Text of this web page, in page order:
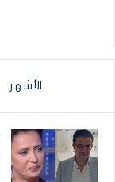
الأشهر